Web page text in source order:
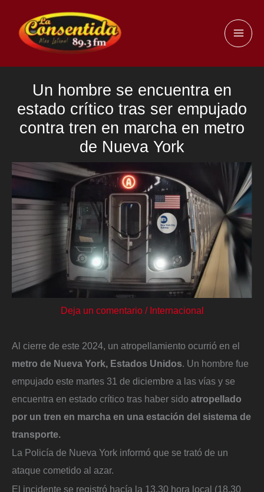
contenido
Un hombre se encuentra en
estado crítico tras ser empujado
contra tren en marcha en metro
de Nueva York
Deja un comentario / Internacional
Al cierre de este 2024, un atropellamiento ocurrió en el
metro de Nueva York, Estados Unidos. Un hombre fue
empujado este martes 31 de diciembre a las vías y se
encuentra en estado crítico tras haber sido atropellado
por un tren en marcha en una estación del sistema de
transporte.
La Policía de Nueva York informó que se trató de un
ataque cometido al azar.
El incidente se registró hacía la 13.30 hora local (18.30